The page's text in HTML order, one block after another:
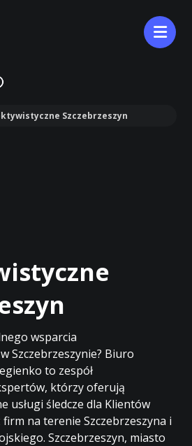
Szczebrzeszyn
wsparcia
Szczebrzeszynie? Biuro
to zespół
którzy oferują
usługi śledcze dla Klientów
na terenie Szczebrzeszyna i
Szczebrzeszyn, miasto